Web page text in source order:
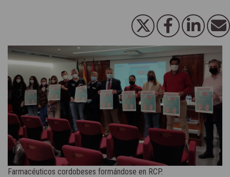
Farmacéuticos cordobeses formándose en RCP.